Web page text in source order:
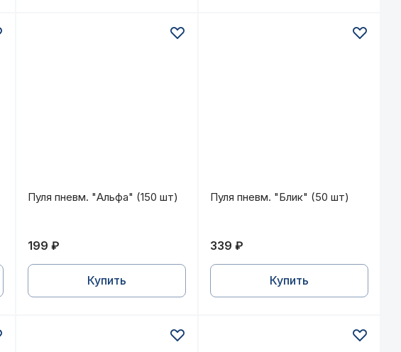
Пуля пневм. "Альфа" (150 шт)
Пуля пневм. "Альфа" (150 шт)
199 ₽
Купить
Пуля пневм. "Блик" (50 шт)
Пуля пневм. "Блик" (50 шт)
339 ₽
Купить